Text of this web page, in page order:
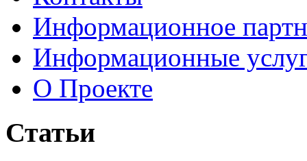
Информационное
Информационные
О Проекте
Статьи